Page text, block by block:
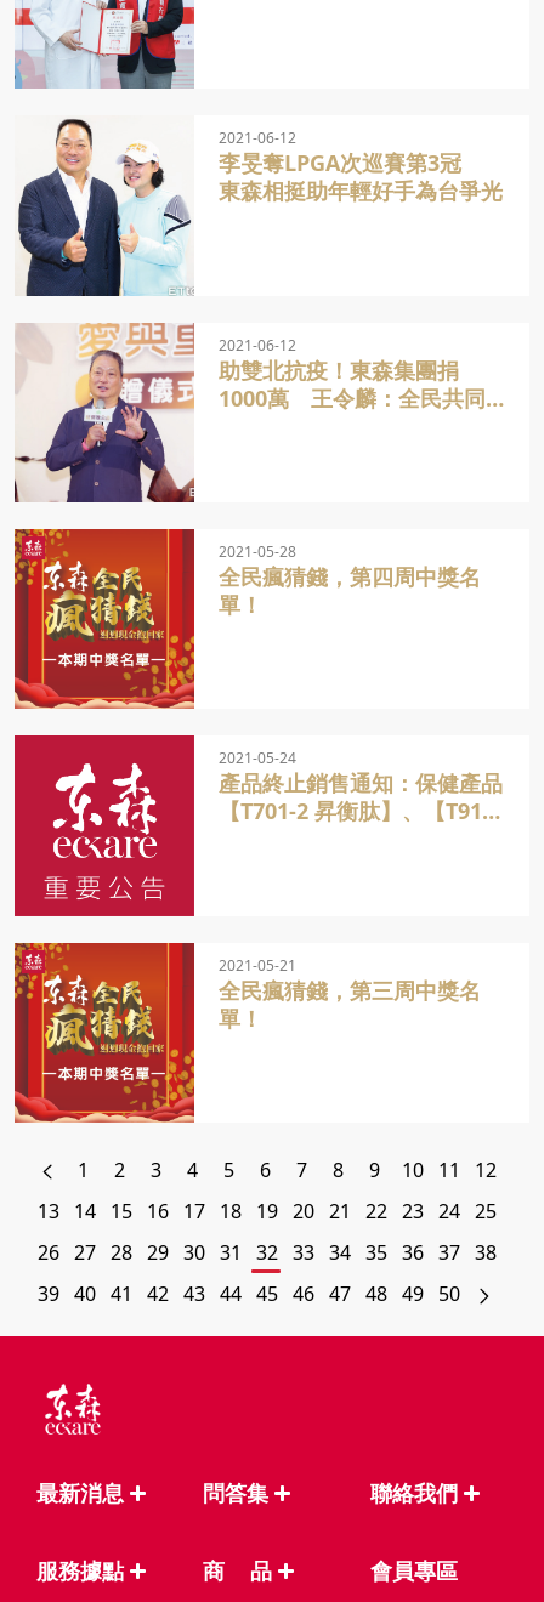
2021-06-12
李旻奪LPGA次巡賽第3冠
東森相挺助年輕好手為台爭光
2021-06-12
助雙北抗疫！東森集團捐
1000萬 王令麟：全民共同
2021-05-28
全民瘋猜錢，第四周中獎名
單！
2021-05-24
產品終止銷售通知：保健產品
【T701-2 昇衡肽】、【T911-
2021-05-21
全民瘋猜錢，第三周中獎名
單！
1 2 3 4 5 6 7 8 9 10 11
12
13 14 15 16 17 18 19 20 21 22 23 24 25
26 27 28 29 30 31 32 33 34 35 36 37 38
39 40 41 42 43 44 45 46 47 48 49 50
最新消息 問答集 聯絡我們
服務據點 商 品 會員專區